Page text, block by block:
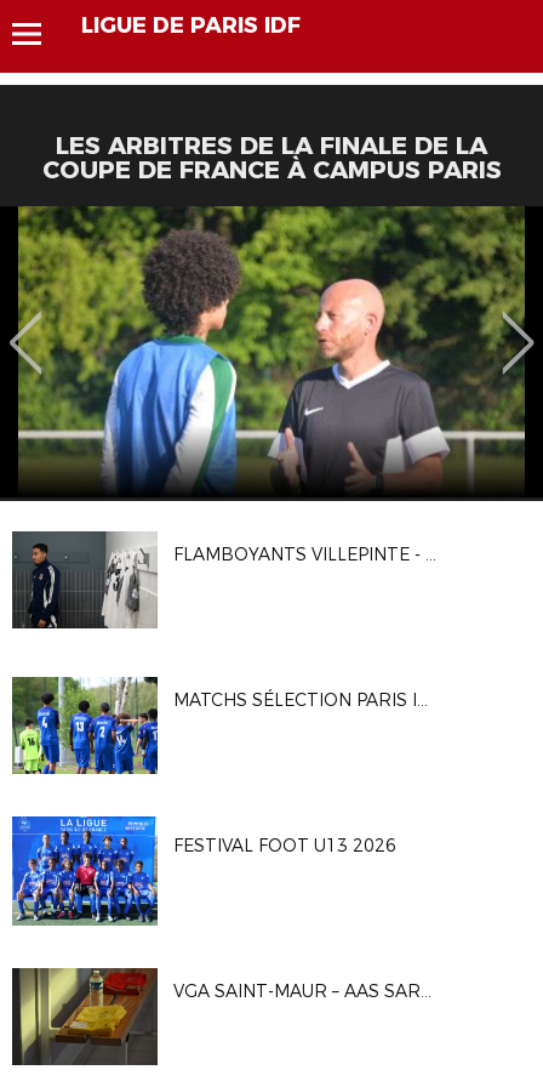
LIGUE DE PARIS IDF
LES ARBITRES DE LA FINALE DE LA
COUPE DE FRANCE À CAMPUS PARIS
FLAMBOYANTS VILLEPINTE - CA VITRY 2-1
MATCHS SÉLECTION PARIS IDF U16G
FESTIVAL FOOT U13 2026
VGA SAINT-MAUR – AAS SARCELLES 1-0